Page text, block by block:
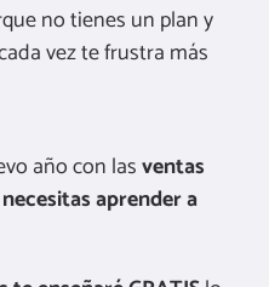
no tienes un plan y
vez te frustra más
año con lasventas
aprender a